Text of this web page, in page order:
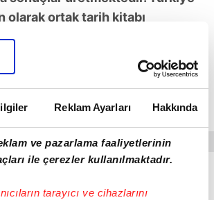
Reklam Ayarları Hakkında
ve pazarlama faaliyetlerinin
ile çerezler kullanılmaktadır.
tarayıcı ve cihazlarını
olarak ortak tarih kitabı
çalışmalara
da buradan müjdelemek istiyorum.
barış, refah ve huzurun
daim olsun diyorum."